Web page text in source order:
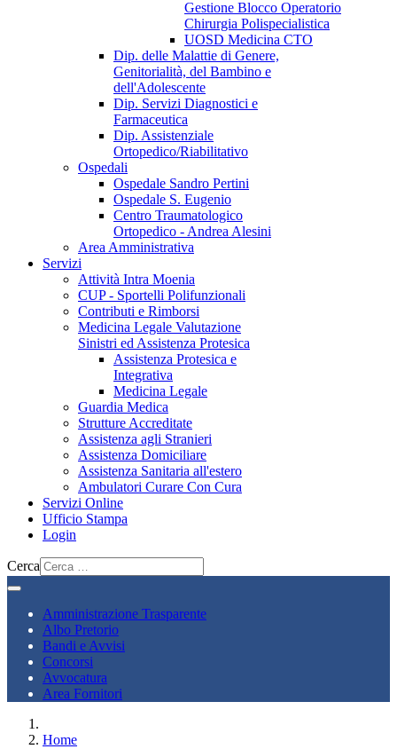
Gestione Blocco Operatorio
Chirurgia Polispecialistica
UOSD Medicina CTO
Dip. delle Malattie di Genere,
Genitorialità, del Bambino e
dell'Adolescente
Dip. Servizi Diagnostici e
Farmaceutica
Dip. Assistenziale
Ortopedico/Riabilitativo
Ospedali
Ospedale Sandro Pertini
Ospedale S. Eugenio
Centro Traumatologico
Ortopedico - Andrea Alesini
Area Amministrativa
Servizi
Attività Intra Moenia
CUP - Sportelli Polifunzionali
Contributi e Rimborsi
Medicina Legale Valutazione
Sinistri ed Assistenza Protesica
Assistenza Protesica e
Integrativa
Medicina Legale
Guardia Medica
Strutture Accreditate
Assistenza agli Stranieri
Assistenza Domiciliare
Assistenza Sanitaria all'estero
Ambulatori Curare Con Cura
Servizi Online
Ufficio Stampa
Login
Cerca
Amministrazione Trasparente
Albo Pretorio
Bandi e Avvisi
Concorsi
Avvocatura
Area Fornitori
Home